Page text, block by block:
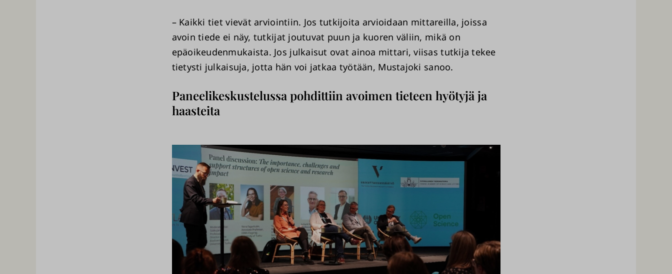
– Kaikki tiet vievät arviointiin. Jos tutkijoita arvioidaan mittareilla, joissa
avoin tiede ei näy, tutkijat joutuvat puun ja kuoren väliin, mikä on
epäoikeudenmukaista. Jos julkaisut ovat ainoa mittari, viisas tutkija tekee
tietysti julkaisuja, jotta hän voi jatkaa työtään, Mustajoki sanoo.
Paneelikeskustelussa pohdittiin avoimen tieteen hyötyjä ja
haasteita